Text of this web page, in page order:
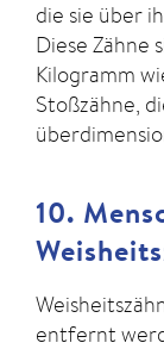
die sie über
Diese Zähne
Kilogramm
Stoßzähne,
10.
entfernt